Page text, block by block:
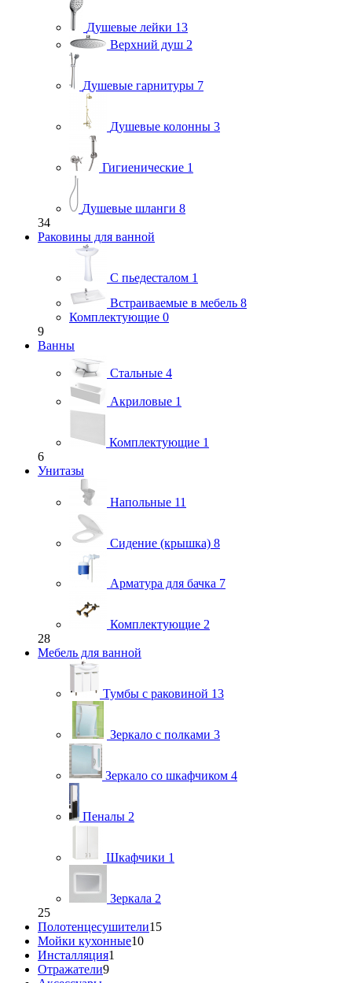
Душевые лейки 13
Верхний душ 2
Душевые гарнитуры 7
Душевые колонны 3
Гигиенические 1
Душевые шланги 8
34
Раковины для ванной
С пьедесталом 1
Встраиваемые в мебель 8
Комплектующие 0
9
Ванны
Стальные 4
Акриловые 1
Комплектующие 1
6
Унитазы
Напольные 11
Сидение (крышка) 8
Арматура для бачка 7
Комплектующие 2
28
Мебель для ванной
Тумбы с раковиной 13
Зеркало с полками 3
Зеркало со шкафчиком 4
Пеналы 2
Шкафчики 1
Зеркала 2
25
Полотенцесушители15
Мойки кухонные10
Инсталляция1
Отражатели9